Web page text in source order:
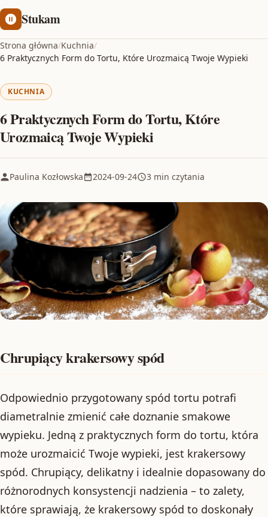
Stukam
Strona główna/Kuchnia/
6 Praktycznych Form do Tortu, Które Urozmaicą Twoje Wypieki
KUCHNIA
6 Praktycznych Form do Tortu, Które
Urozmaicą Twoje Wypieki
Paulina Kozłowska 2024-09-24 3 min czytania
Chrupiący krakersowy spód
Odpowiednio przygotowany spód tortu potrafi
diametralnie zmienić całe doznanie smakowe
wypieku. Jedną z praktycznych form do tortu, która
może urozmaicić Twoje wypieki, jest krakersowy
spód. Chrupiący, delikatny i idealnie dopasowany do
różnorodnych konsystencji nadzienia – to zalety,
które sprawiają, że krakersowy spód to doskonały